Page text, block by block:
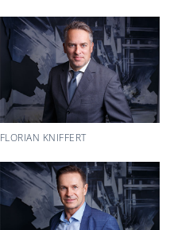
FLORIAN KNIFFERT